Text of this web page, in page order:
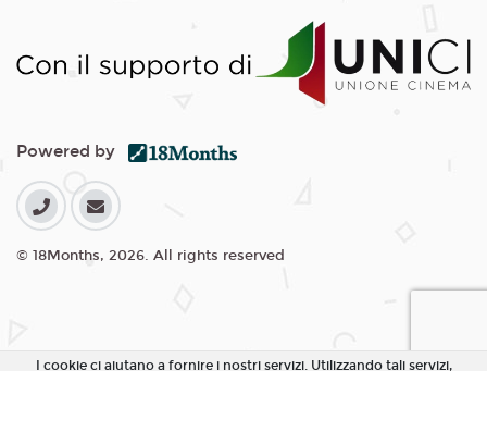
Powered by
© 18Months, 2026. All rights reserved
I cookie ci aiutano a fornire i nostri servizi. Utilizzando tali servizi,